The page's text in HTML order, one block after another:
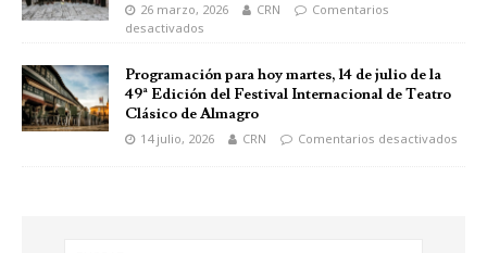
26 marzo, 2026 CRN
Comentarios
desactivados
Programación para hoy martes, 14 de julio de la
49ª Edición del Festival Internacional de Teatro
Clásico de Almagro
14 julio, 2026 CRN Comentarios desactivados